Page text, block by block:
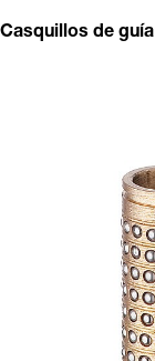
Casquillos de guía